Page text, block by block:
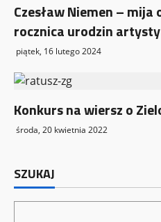
Czesław Niemen –
rocznica urodzin artysty
piątek, 16 lutego 2024
Konkurs na wiersz o
środa, 20 kwietnia 2022
SZUKAJ